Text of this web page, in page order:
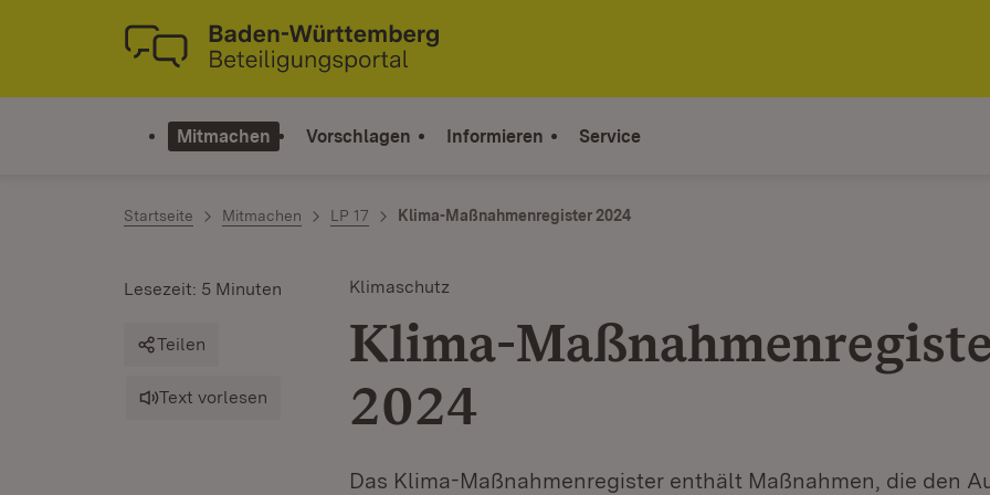
Zum Inhalt springen
Link zur Startseite
Mitmachen Vorschlagen Informieren Service
Startseite Mitmachen LP 17 Klima-Maßnahmenregister 2024
Klimaschutz
Klima-
2024
Das Klima-Maßnahmenregister enthält Maßnahmen, die den
Lesezeit: 5 Minuten
Teilen
Text vorlesen